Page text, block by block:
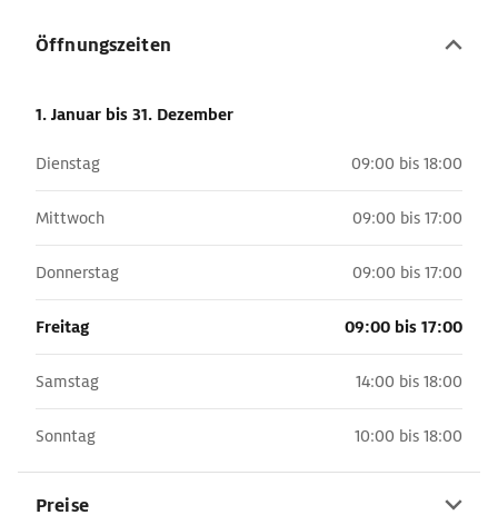
Öffnungszeiten
1. Januar bis 31. Dezember
Dienstag 09:00 bis 18:00
Mittwoch 09:00 bis 17:00
Donnerstag 09:00 bis 17:00
Freitag 09:00 bis 17:00
Samstag 14:00 bis 18:00
Sonntag 10:00 bis 18:00
Preise